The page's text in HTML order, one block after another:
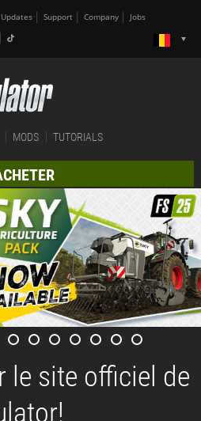
Updates Support Company Jobs
MODS TUTORIALS
le site officiel de